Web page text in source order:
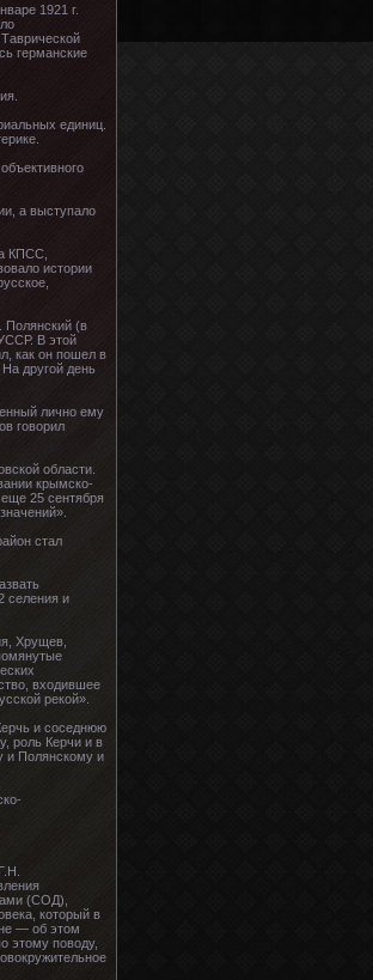
1921 г.
германские
единиц.
а выступало
КПСС,
истории
Полянский (в
В этой
как он пошел в
другой день
лично ему
говорил
области.
крымско-
25 сентября
стал
селения и
Хрущев,
входившее
рекой».
и соседнюю
роль Керчи и в
и Полянскому и
(СОД),
который в
— об этом
этому поводу,